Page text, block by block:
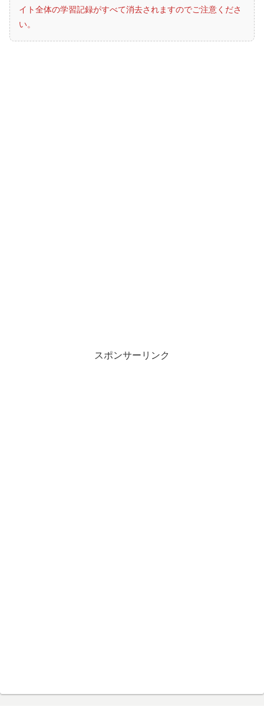
イト全体の学習記録がすべて消去されますのでご注意くださ
い。
スポンサーリンク